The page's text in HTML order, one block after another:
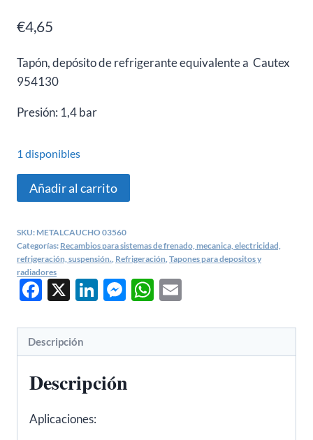
€4,65
Tapón, depósito de refrigerante equivalente a Cautex
954130
Presión: 1,4 bar
1 disponibles
Tapón
depósito
C1,
C3,
Peugeot
206,
307
-
03560
Añadir al carrito
SKU: METALCAUCHO 03560
Categorías: Recambios para sistemas de frenado, mecanica, electricidad,
refrigeración, suspensión. Refrigeración Tapones para depositos y
radiadores
Facebook
X LinkedIn
Messenger
WhatsApp
Descripción
Descripción
Aplicaciones: